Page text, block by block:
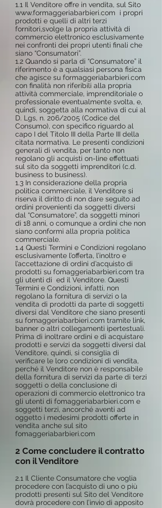
1.1 Il Venditore offre in vendita, sul Sito
www.formaggeriabarbieri.com i propri
prodotti e quelli di altri terzi
fornitori,svolge la propria attività di
commercio elettronico esclusivamente
nei confronti dei propri utenti finali che
siano “Consumatori”.
1.2 Quando si parla di “Consumatore” il
riferimento è a qualsiasi persona fisica
che agisce su formaggeriabarbieri.com
con finalità non riferibili alla propria
attività commerciale, imprenditoriale o
professionale eventualmente svolta, e,
quindi, soggetta alla normativa di cui al
D. Lgs, n. 206/2005 (Codice del
Consumo), con specifico riguardo al
capo I del Titolo III della Parte III della
citata normativa. Le presenti condizioni
generali di vendita, per tanto non
regolano gli acquisti on-line effettuati
sul sito da soggetti imprenditori (c.d.
business to business).
1.3 In considerazione della propria
politica commerciale, il Venditore si
riserva il diritto di non dare seguito ad
ordini provenienti da soggetti diversi
dal “Consumatore”, da soggetti minori
di 18 anni, o comunque a ordini che non
siano conformi alla propria politica
commerciale.
1.4 Questi Termini e Condizioni regolano
esclusivamente l’offerta, l’inoltro e
l’accettazione di ordini d’acquisto di
prodotti su fomaggeriabarbieri.com tra
gli utenti di ed il Venditore. Questi
Termini e Condizioni, infatti, non
regolano la fornitura di servizi o la
vendita di prodotti da parte di soggetti
diversi dal Venditore che siano presenti
su fomaggeriabarbieri.com tramite link,
banner o altri collegamenti ipertestuali.
Prima di inoltrare ordini e di acquistare
prodotti e servizi da soggetti diversi dal
Venditore, quindi, si consiglia di
verificare le loro condizioni di vendita,
perché il Venditore non è responsabile
della fornitura di servizi da parte di terzi
soggetti o della conclusione di
operazioni di commercio elettronico tra
gli utenti di fomaggeriabarbieri.com e
soggetti terzi, ancorché aventi ad
oggetto i medesimi prodotti offerte in
vendita anche sul sito
fomaggeriabarbieri.com
2 Come concludere il contratto
con il Venditore
2.1 Il Cliente Consumatore che voglia
procedere con l’acquisto di uno o più
prodotti presenti sul Sito del Venditore
dovrà procedere con l’invio di apposito